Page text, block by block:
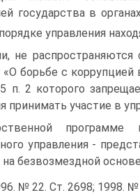
государства в
управления
не
борьбе с
п. 2 которого
принимать участие в
программе
управления -
безвозмездной
№ 22. Ст. 2698; 1998. №